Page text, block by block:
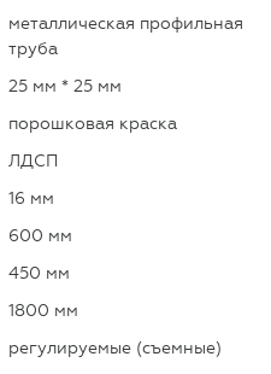
металлическая профильная
труба
25 мм * 25 мм
порошковая краска
ЛДСП
16 мм
600 мм
450 мм
1800 мм
регулируемые (съемные)